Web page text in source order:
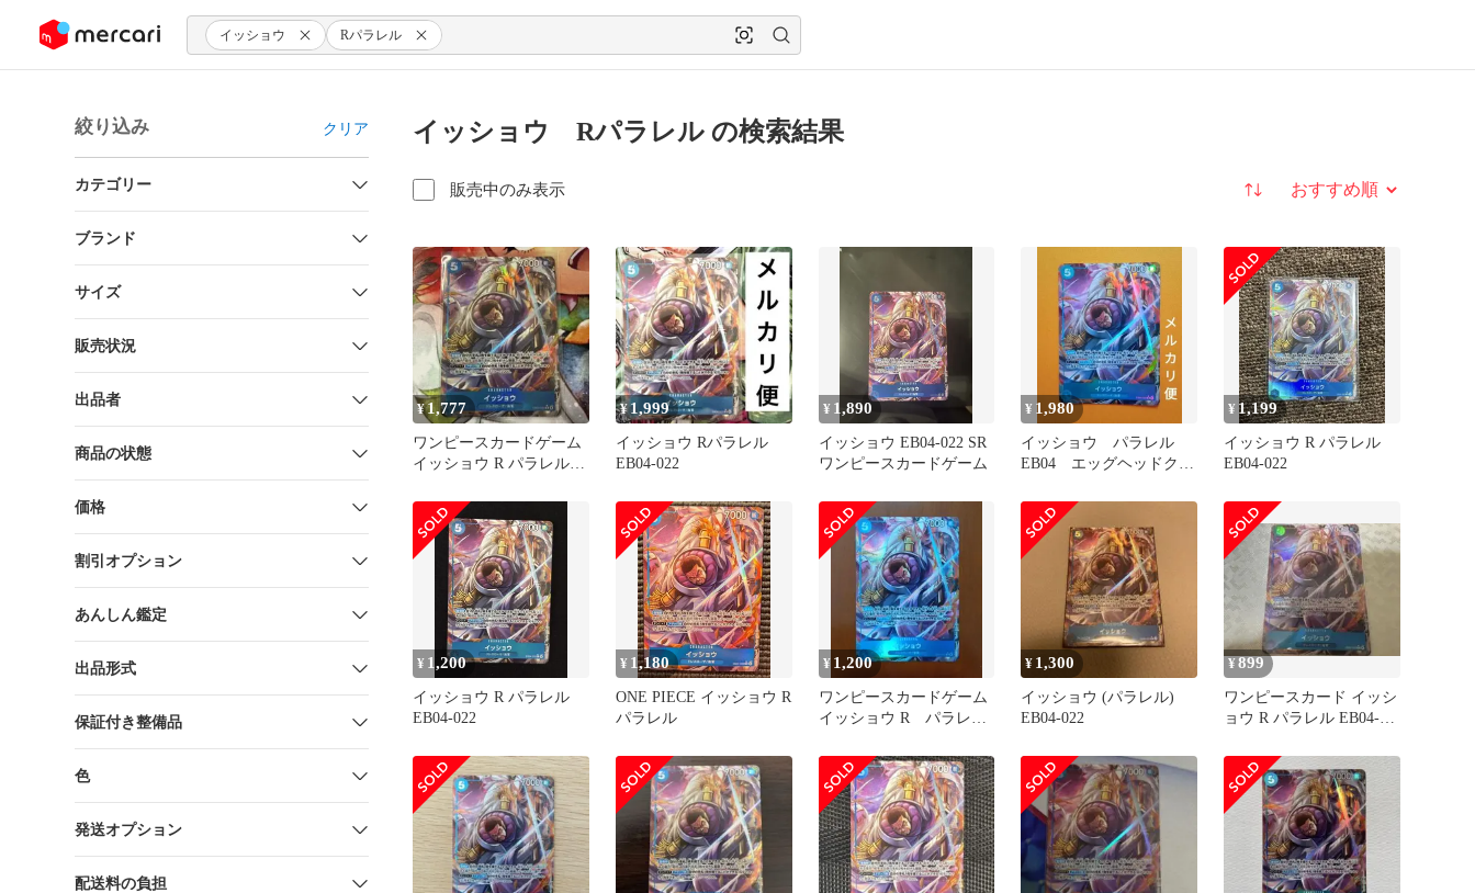
ツにスキップ イッショウ Rパラレル
絞り込み クリア
カテゴリー
ブランド
サイズ
販売状況
出品者
商品の状態
価格
割引オプション
あんしん鑑定
出品形式
保証付き整備品
色
発送オプション
配送料の負担
イッショウ Rパラレル の検索結果
販売中のみ表示 並び替え
¥1,777
ワンピースカードゲーム
イッショウ R パラレル
¥1,999
イッショウ Rパラレル
EB04-022
¥ 1,890
イッショウ EB04-022 SR
ワンピースカードゲーム
¥ 1,980
イッショウ パラレル
EB04 エッグヘッドクラ
ド
¥ 1,199
イッショウ R パラレル
EB04-022
¥ 1,200
イッショウ R パラレル
EB04-022
¥ 1,180
ONE PIECE イッショウ R
パラレル
¥ 1,200
ワンピースカードゲーム
イッショウ R パラレル
¥ 1,300
イッショウ (パラレル)
EB04-022
¥899
ワンピースカード イッシ
ョウ R パラレル EB04-